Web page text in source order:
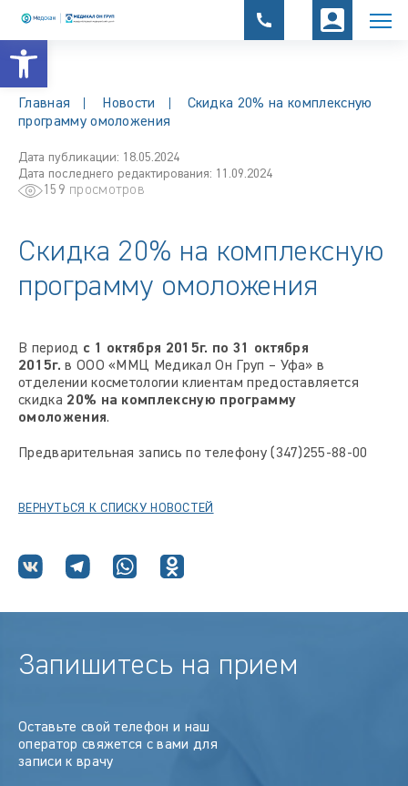
Открыть панель инструментов
Главная Новости
Скидка 20% на комплексную
программу омоложения
Дата публикации: 18.05.2024
Дата последнего редактирования: 11.09.2024
159 просмотров
Скидка 20% на комплексную
программу омоложения
В период с 1 октября 2015г. по 31 октября
2015г. в ООО «ММЦ Медикал Он Груп – Уфа» в
отделении косметологии клиентам предоставляется
скидка 20% на комплексную программу
омоложения.
Предварительная запись по телефону (347)255-88-00
ВЕРНУТЬСЯ К СПИСКУ НОВОСТЕЙ
Запишитесь на прием
Оставьте свой телефон и наш
оператор свяжется с вами для
записи к врачу